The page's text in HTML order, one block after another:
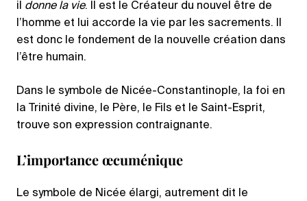
il donne la vie. Il est le Créateur du nouvel être de
l’homme et lui accorde la vie par les sacrements. Il
est donc le fondement de la nouvelle création dans
l’être humain.
Dans le symbole de Nicée-Constantinople, la foi en
la Trinité divine, le Père, le Fils et le Saint-Esprit,
trouve son expression contraignante.
L’importance œcuménique
Le symbole de Nicée élargi, autrement dit le